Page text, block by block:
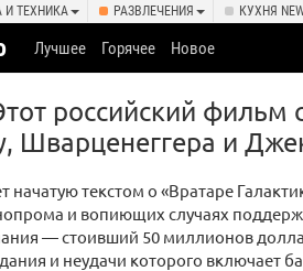
И ТЕХНИКА РАЗВЛЕЧЕНИЯ КУХНЯ
Лучшее Горячее Новое
российский фильм
Шварценеггера и
начатую текстом о «Вратаре
и вопиющих случаях
— стоивший 50 миллионов
и неудачи которого включает